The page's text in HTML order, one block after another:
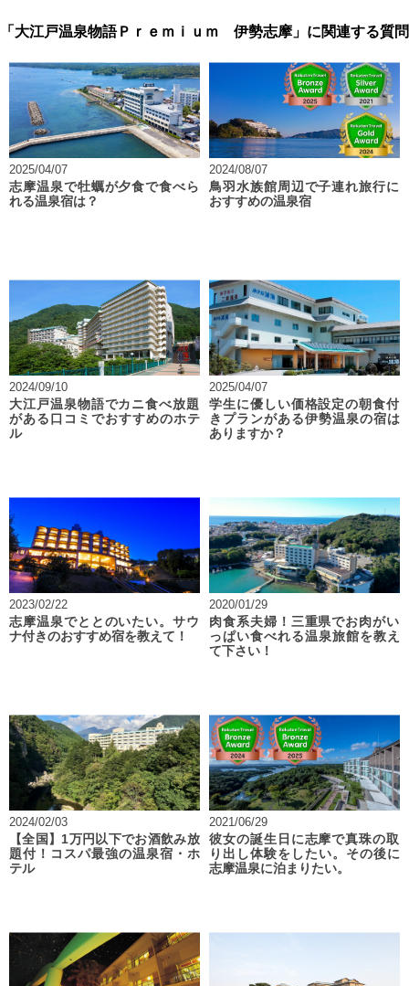
「大江戸温泉物語Ｐｒｅｍｉｕｍ 伊勢志摩」に関連する質問
2025/04/07
志摩温泉で牡蠣が夕食で食べら
れる温泉宿は？
2024/08/07
鳥羽水族館周辺で子連れ旅行に
おすすめの温泉宿
2024/09/10
大江戸温泉物語でカニ食べ放題
がある口コミでおすすめのホテ
ル
2025/04/07
学生に優しい価格設定の朝食付
きプランがある伊勢温泉の宿は
ありますか？
2023/02/22
志摩温泉でととのいたい。サウ
ナ付きのおすすめ宿を教えて！
2020/01/29
肉食系夫婦！三重県でお肉がい
っぱい食べれる温泉旅館を教え
て下さい！
2024/02/03
【全国】1万円以下でお酒飲み放
題付！コスパ最強の温泉宿・ホ
テル
2021/06/29
彼女の誕生日に志摩で真珠の取
り出し体験をしたい。その後に
志摩温泉に泊まりたい。